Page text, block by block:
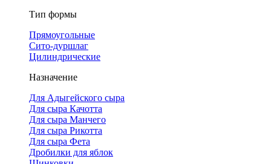
Тип формы
Прямоугольные
Сито-дуршлаг
Цилиндрические
Назначение
Для Адыгейского сыра
Для сыра Качотта
Для сыра Манчего
Для сыра Рикотта
Для сыра Фета
Дробилки для яблок